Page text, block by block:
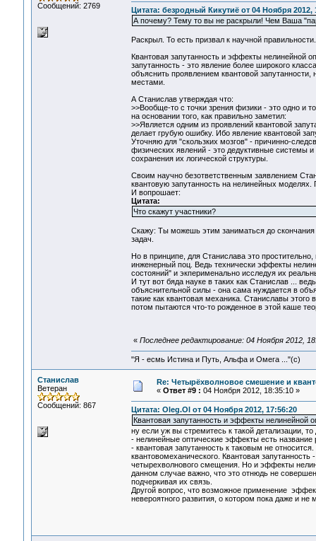
Сообщений: 2769
Цитата: безродный Кикутиё от 04 Ноября 2012,
А почему? Тему то вы не раскрыли! Чем Ваша
Раскрыл. То есть призвал к научной правильности.
Квантовая запутанность и эффекты нелинейной
запутанность - это явление более широкого
объяснить проявлением квантовой
местами.
А Станислав утверждая что:
>>Вообще-то с точки зрения физики - это одно и
на основании того, как правильно заметил:
>>Является одним из проявлений квантовой
делает грубую ошибку. Ибо явление квантовой
Уточняю для "скользких мозгов" - причинно-
физических явлений - это дедуктивные системы
сохранения их логической структуры.
Своим научно безответственным заявлением
квантовую запутанность на нелинейных
И вопрошает:
Цитата:
Что скажут участники?
Скажу: Ты можешь этим заниматься до скончания
задач.
Но в принципе, для Станислава это
инженерный поц. Ведь технически эффекты
состояний" и экперименально исследуя их
И тут вот бяда науке в таких как Станислав ...
объяснительной силы - она сама нуждается в
такие как квантовая механика. Станиславы
потом пытаются что-то рожденное в этой каше
« Последнее редактирование: 04 Ноября 2012,
"Я - есмь Истина и Путь, Альфа и Омега ..."(с)
Станислав
Ветеран
Сообщений: 867
Re: Четырёхволновое смешение и
« Ответ #9 : 04 Ноября 2012, 18:35:10 »
Цитата: Oleg.Ol от 04 Ноября 2012, 17:56:20
Квантовая запутанность и эффекты нелинейной
ну если уж вы стремитесь к такой детализации,
- нелинейные оптические эффекты есть
- квантовая запутанность к таковым не
квантовомеханического. Квантовая
четырехволнового смещения. Но и эффекты
данном случае важно, что это отнюдь не
подчеркивая их связь.
Другой вопрос, что возможное применение
невероятного развития, о котором пока даже и не